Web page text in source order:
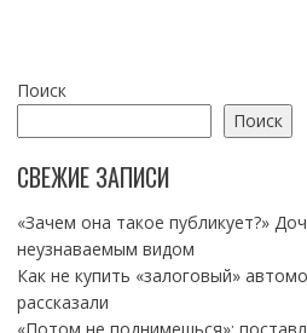
Поиск
Поиск
СВЕЖИЕ ЗАПИСИ
«Зачем она такое публикует?»
неузнаваемым видом
Как не купить «залоговый»
рассказали